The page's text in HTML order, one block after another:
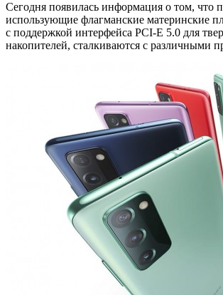
Сегодня появилась информация о том, что
использующие флагманские материнские
с поддержкой интерфейса PCI-E 5.0 для
накопителей, сталкиваются с различными